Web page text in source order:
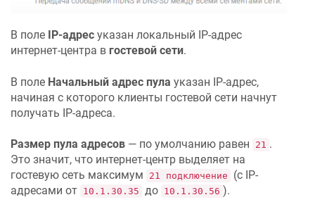
В поле IP-адрес указан локальный IP-адрес
интернет-центра в гостевой сети.
В поле Начальный адрес пула указан IP-адрес,
начиная с которого клиенты гостевой сети начнут
получать IP-адреса.
Размер пула адресов — по умолчанию равен 21 .
Это значит, что интернет-центр выделяет на
гостевую сеть максимум
21 подключение
(с IP-
адресами от 10.1.30.35 до 10.1.30.56 ).